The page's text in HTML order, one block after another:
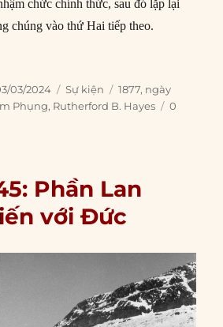
chức chính thức, sau đó lặp lại
chúng vào thứ Hai tiếp theo.
03/1877: Rutherford B. Hayes nhậm chức
03/2024 Categories
Sự kiện Tags
1877, ngày
Phụng, Rutherford B. Hayes
0
Phần Lan
với Đức